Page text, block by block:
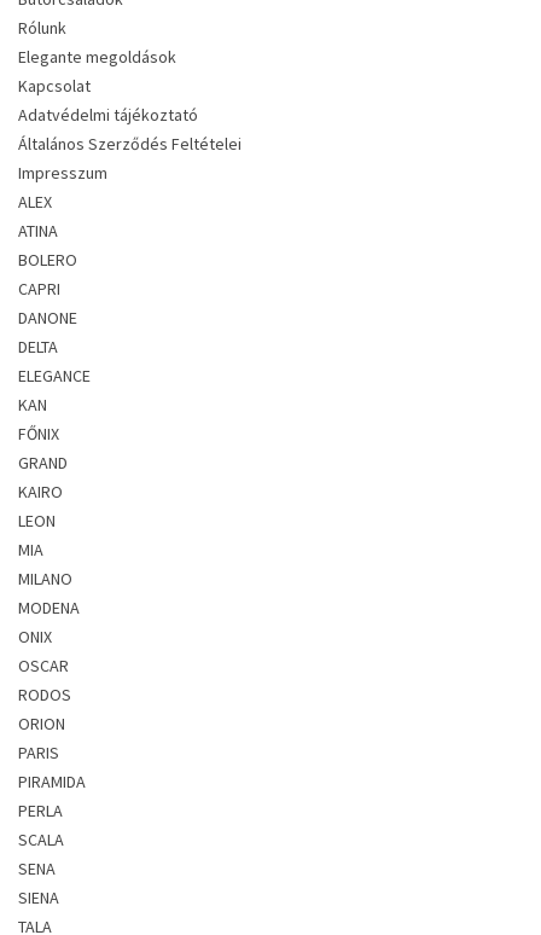
Rólunk
Elegante megoldások
Kapcsolat
Adatvédelmi tájékoztató
Általános Szerződés Feltételei
Impresszum
ALEX
ATINA
BOLERO
CAPRI
DANONE
DELTA
ELEGANCE
KAN
FŐNIX
GRAND
KAIRO
LEON
MIA
MILANO
MODENA
ONIX
OSCAR
RODOS
ORION
PARIS
PIRAMIDA
PERLA
SCALA
SENA
SIENA
TALA